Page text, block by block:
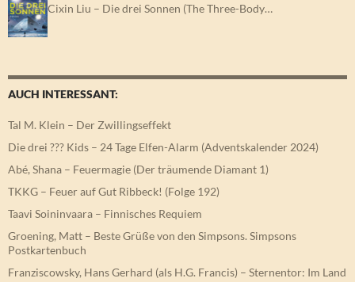
Cixin Liu – Die drei Sonnen (The Three-Body…
AUCH INTERESSANT:
Tal M. Klein – Der Zwillingseffekt
Die drei ??? Kids – 24 Tage Elfen-Alarm (Adventskalender 2024)
Abé, Shana – Feuermagie (Der träumende Diamant 1)
TKKG – Feuer auf Gut Ribbeck! (Folge 192)
Taavi Soininvaara – Finnisches Requiem
Groening, Matt – Beste Grüße von den Simpsons. Simpsons
Postkartenbuch
Franziscowsky, Hans Gerhard (als H.G. Francis) – Sternentor: Im Land